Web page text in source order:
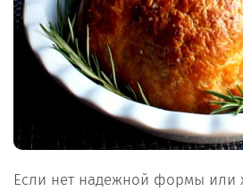
Если нет надежной формы или